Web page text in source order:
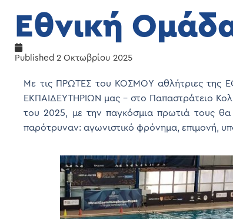
Εθνική
Published 2 Οκτωβρίου 2025
Με τις ΠΡΩΤΕΣ του ΚΟΣΜΟΥ αθλήτριες της
ΕΚΠΑΙΔΕΥΤΗΡΙΩΝ μας – στο Παπαστράτειο
του 2025, με την παγκόσμια πρωτιά τους θα
παρότρυναν: αγωνιστικό φρόνημα, επιμονή,